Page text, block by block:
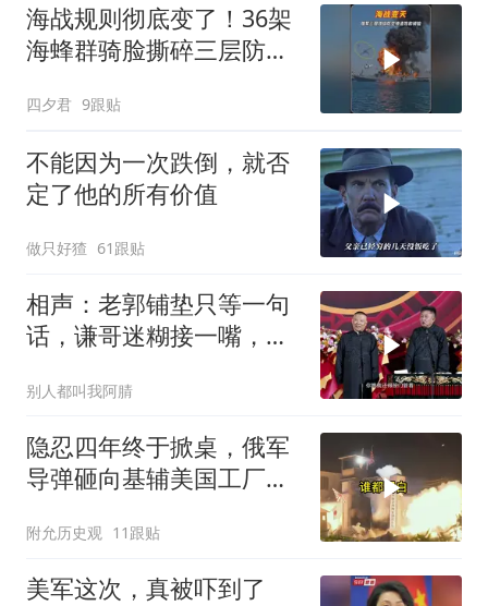
海战规则彻底变了！36架
海蜂群骑脸撕碎三层防空
四夕君 9跟贴
不能因为一次跌倒，就否
定了他的所有价值
做只好猹 61跟贴
相声：老郭铺垫只等一句
话，谦哥迷糊接一嘴，包
别人都叫我阿腈
隐忍四年终于掀桌，俄军
导弹砸向基辅美国工厂，
附允历史观 11跟贴
美军这次，真被吓到了